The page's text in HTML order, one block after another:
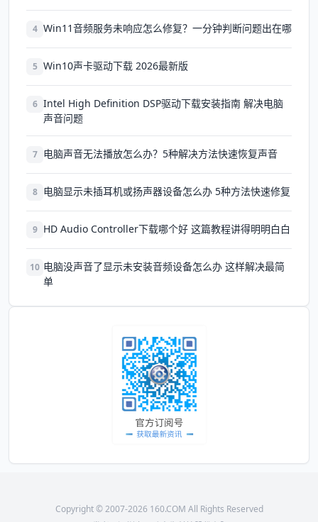
4 Win11音频服务未响应怎么修复？一分钟判断问题出在哪
5 Win10声卡驱动下载 2026最新版
6 Intel High Definition DSP驱动下载安装指南 解决电脑
声音问题
7 电脑声音无法播放怎么办？5种解决方法快速恢复声音
8 电脑显示未插耳机或扬声器设备怎么办 5种方法快速修复
9 HD Audio Controller下载哪个好 这篇教程讲得明明白白
10 电脑没声音了显示未安装音频设备怎么办 这样解决最简
单
Copyright © 2007-2026 160.COM All Rights Reserved